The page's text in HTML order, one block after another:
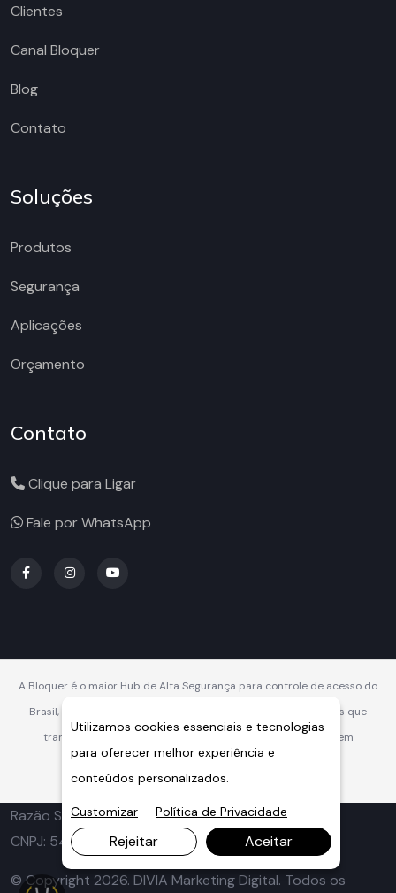
Clientes
Canal Bloquer
Blog
Contato
Soluções
Produtos
Segurança
Aplicações
Orçamento
Contato
Clique para Ligar
Fale por WhatsApp
A Bloquer é o maior Hub de Alta Segurança para controle de acesso do
Brasil, oferecendo soluções integradas, robustas e inteligentes que
transformam a segurança veicular e perimetral em vantagem
competitiva.
Razão Social: Concertinas Ouriço - Grupo Bloquer
CNPJ: 54.369.286/0001-06
© Copyright 2026. DIVIA Marketing Digital. Todos os
Utilizamos cookies essenciais e tecnologias
para oferecer melhor experiência e
conteúdos personalizados.
Customizar Política de Privacidade
Rejeitar Aceitar